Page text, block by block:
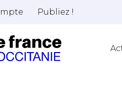
Publiez !